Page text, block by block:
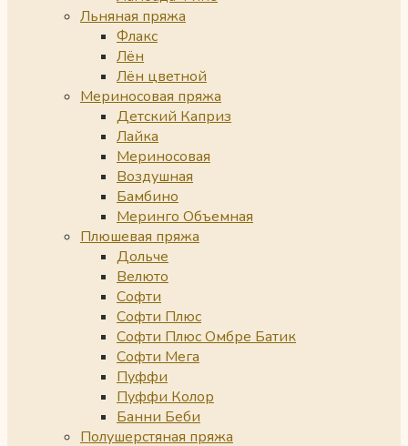
Льняная пряжа
Флакс
Лён
Лён цветной
Мериносовая пряжа
Детский Каприз
Лайка
Мериносовая
Воздушная
Бамбино
Меринго Объемная
Плюшевая пряжа
Дольче
Велюто
Софти
Софти Плюс
Софти Плюс Омбре Батик
Софти Мега
Пуффи
Пуффи Колор
Банни Беби
Полушерстяная пряжа